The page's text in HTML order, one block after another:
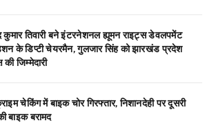
कुमार तिवारी बने इंटरनेशनल ह्यूमन राइट्स डेवलपमेंट
के डिप्टी चेयरमैन, गुलजार सिंह को झारखंड प्रदेश
की जिम्मेदारी
चेकिंग में बाइक चोर गिरफ्तार, निशानदेही पर दूसरी
बाइक बरामद